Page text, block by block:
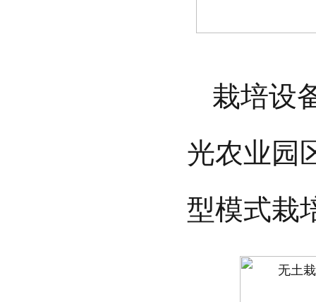
栽培设
光农业园
型模式栽